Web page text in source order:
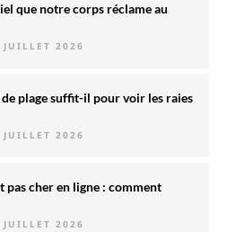
que notre corps réclame au
JUILLET 2026
plage suffit-il pour voir les raies
JUILLET 2026
cher en ligne : comment
JUILLET 2026